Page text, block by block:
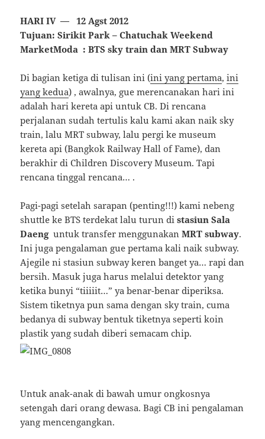
HARI IV — 12 Agst 2012
Tujuan: Sirikit Park – Chatuchak Weekend
MarketModa : BTS sky train dan MRT Subway
Di bagian ketiga di tulisan ini (ini yang pertama,ini
yang kedua) , awalnya, gue merencanakan hari ini
adalah hari kereta api untuk CB. Di rencana
perjalanan sudah tertulis kalu kami akan naik sky
train, lalu MRT subway, lalu pergi ke museum
kereta api (Bangkok Railway Hall of Fame), dan
berakhir di Children Discovery Museum. Tapi
rencana tinggal rencana… .
Pagi-pagi setelah sarapan (penting!!!) kami nebeng
shuttle ke BTS terdekat lalu turun distasiun Sala
Daenguntuk transfer menggunakanMRT subway.
Ini juga pengalaman gue pertama kali naik subway.
Ajegile ni stasiun subway keren banget ya… rapi dan
bersih. Masuk juga harus melalui detektor yang
ketika bunyi “tiiiiit…” ya benar-benar diperiksa.
Sistem tiketnya pun sama dengan sky train, cuma
bedanya di subway bentuk tiketnya seperti koin
plastik yang sudah diberi semacam chip.
Untuk anak-anak di bawah umur ongkosnya
setengah dari orang dewasa. Bagi CB ini pengalaman
yang mencengangkan.